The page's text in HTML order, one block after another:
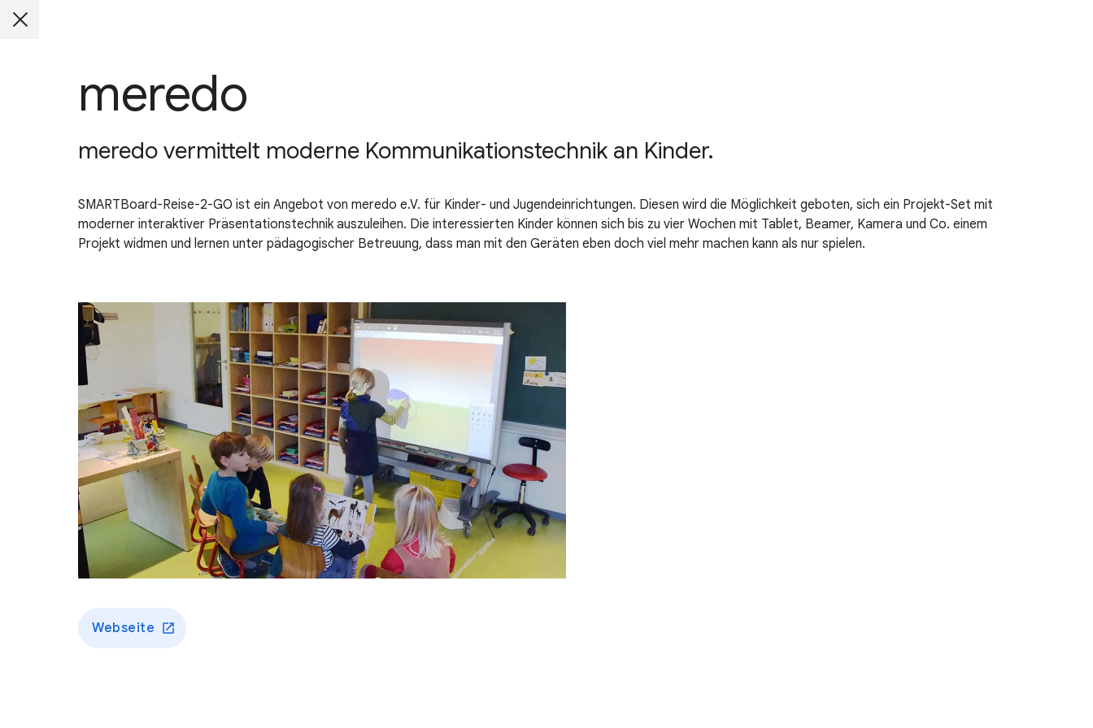
meredo
meredo vermittelt moderne Kommunikationstechnik an Kinder.
SMARTBoard-Reise-2-GO ist ein Angebot von meredo e.V. für Kinder- und Jugendeinrichtungen. Diesen wird die Möglichkeit geboten, sich ein Projekt-Set mit
moderner interaktiver Präsentationstechnik auszuleihen. Die interessierten Kinder können sich bis zu vier Wochen mit Tablet, Beamer, Kamera und Co. einem
Projekt widmen und lernen unter pädagogischer Betreuung, dass man mit den Geräten eben doch viel mehr machen kann als nur spielen.
Webseite